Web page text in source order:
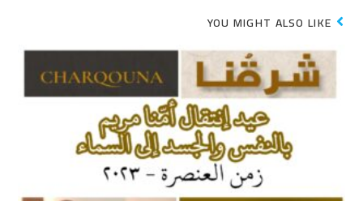
YOU MIGHT ALSO LIKE